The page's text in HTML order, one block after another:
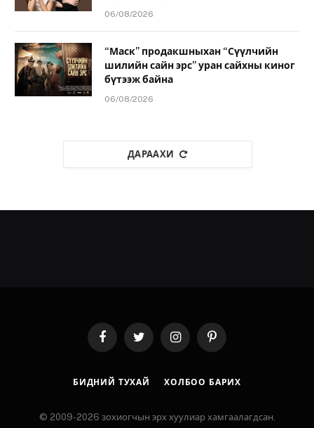
06/08/2026
“Маск” продакшныхан “Сүүлчийн
шилийн сайн эрс” уран сайхны киног
бүтээж байна
06/08/2026
ДАРААХИ
FacebookTwitter InstagramPinterest
БИДНИЙ ТУХАЙ ХОЛБОО БАРИХ
© 2009-2026 зохиогчын эрх хуулиар хамгаалагдсан.